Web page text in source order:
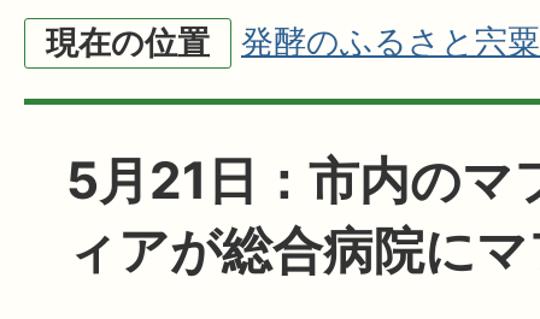
現在の位置 発酵のふるさと宍粟
5月21日：市内のマ
ィアが総合病院に